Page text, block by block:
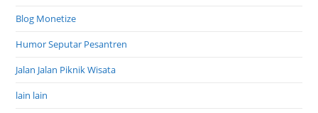
Blog Monetize
Humor Seputar Pesantren
Jalan Jalan Piknik Wisata
lain lain